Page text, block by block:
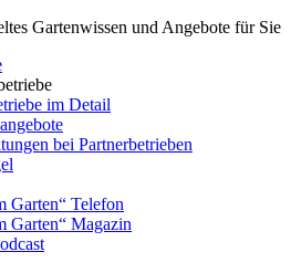
Gartenwissen und Angebote für Sie
im Detail
bei Partnerbetrieben
Garten“ Telefon
Garten“ Magazin